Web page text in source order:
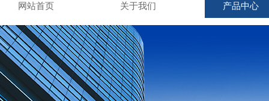
网站首页 关于我们 产品中心